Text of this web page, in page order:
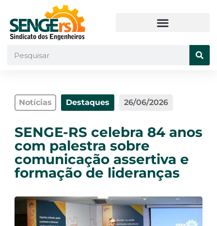
Notícias Destaques 26/06/2026
SENGE-RS celebra 84 anos
com palestra sobre
comunicação assertiva e
formação de lideranças